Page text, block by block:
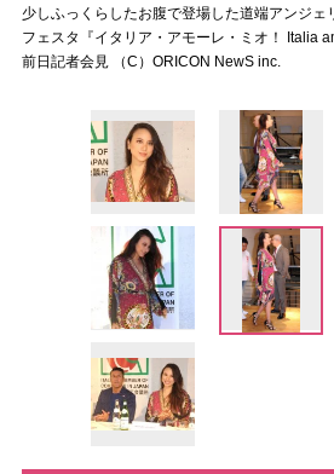
少しふっくらしたお腹で登場した道端アンジェ
フェスタ『イタリア・アモーレ・ミオ！ Italia
前日記者会見 （C）ORICON NewS inc.